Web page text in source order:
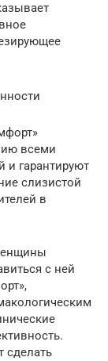
всеми
и гарантируют
слизистой
в
с ней
сделать